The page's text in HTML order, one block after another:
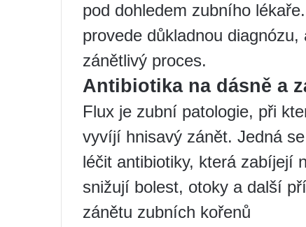
pod dohledem zubního
provede důkladnou
zánětlivý proces.
Antibiotika na dásně a
Flux je zubní patologie, při
vyvíjí hnisavý zánět. Jedná
léčit antibiotiky, která zabíjejí
snižují bolest, otoky a další
zánětu zubních kořenů